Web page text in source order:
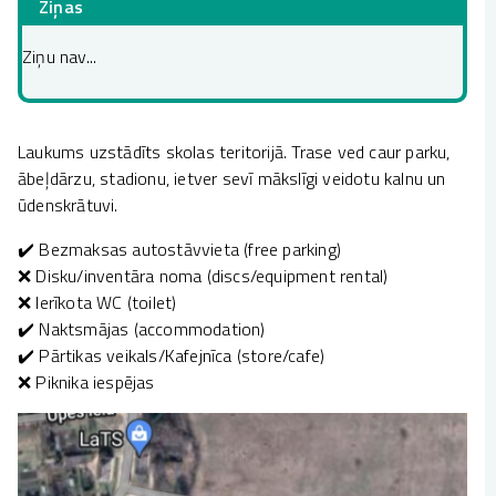
Ziņas
Ziņu nav...
Laukums uzstādīts skolas teritorijā. Trase ved caur parku,
ābeļdārzu, stadionu, ietver sevī mākslīgi veidotu kalnu un
ūdenskrātuvi.
✔️ Bezmaksas autostāvvieta (free parking)
❌ Disku/inventāra noma (discs/equipment rental)
❌ Ierīkota WC (toilet)
✔️ Naktsmājas (accommodation)
✔️ Pārtikas veikals/Kafejnīca (store/cafe)
❌ Piknika iespējas